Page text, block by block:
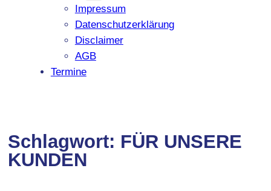
Impressum
Datenschutzerklärung
Disclaimer
AGB
Termine
Schlagwort: FÜR UNSERE
KUNDEN